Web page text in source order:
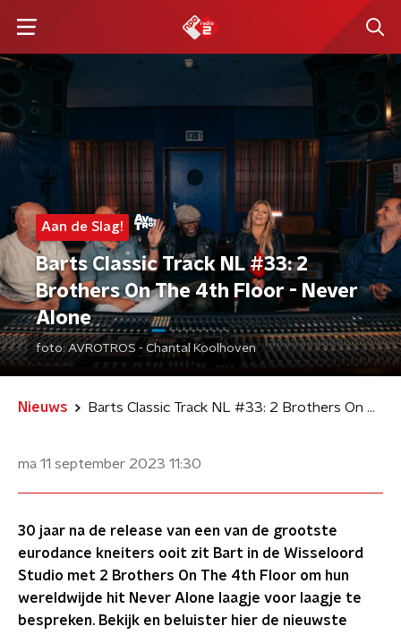
Aan de Slag!
Barts Classic Track NL #33: 2
Brothers On The 4th Floor - Never
Alone
foto: AVROTROS - Chantal Koolhoven
Nieuws Barts Classic Track NL #33: 2 Brothers On The 4th Floor - Never Alone
ma 11 september 2023 11:30
30 jaar na de release van een van de grootste
eurodance kneiters ooit zit Bart in de Wisseloord
Studio met 2 Brothers On The 4th Floor om hun
wereldwijde hit Never Alone laagje voor laagje te
bespreken. Bekijk en beluister hier de nieuwste